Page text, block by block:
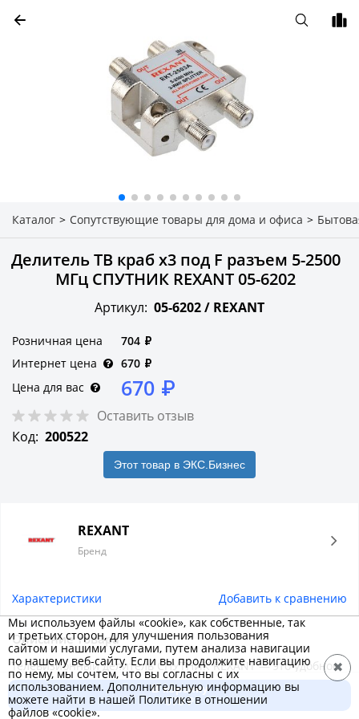
Каталог > Сопутствующие товары для дома и офиса >
Делитель ТВ краб х3 под F разъем 5-2500
МГц СПУТНИК REXANT 05-6202
Артикул: 05-6202 / REXANT
Розничная цена 704 ₽
Интернет цена
670 ₽
Цена для вас
670 ₽
Оставить отзыв
Код: 200522
Этот товар в ЭКС.Бизнес
REXANT
Бренд
Характеристики Добавить к сравнению
Описание товара
Телевизионный делитель СПУТНИК REXANT — это удобное
средство для разделения сигнала на несколько равных
частей. Применяется в случае, когда требуется подключить
В корзину
670 ₽
Мы используем файлы «cookie», как собственные, так
и третьих сторон, для улучшения пользования
сайтом и нашими услугами, путем анализа навигации
по нашему веб-сайту. Если вы продолжите навигацию
по нему, мы сочтем, что вы согласны с их
использованием. Дополнительную информацию вы
можете найти в нашей Политике в отношении
файлов «cookie».
✖